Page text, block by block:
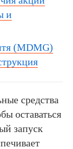
и
(MDMG)
средства
оставаться
запуск